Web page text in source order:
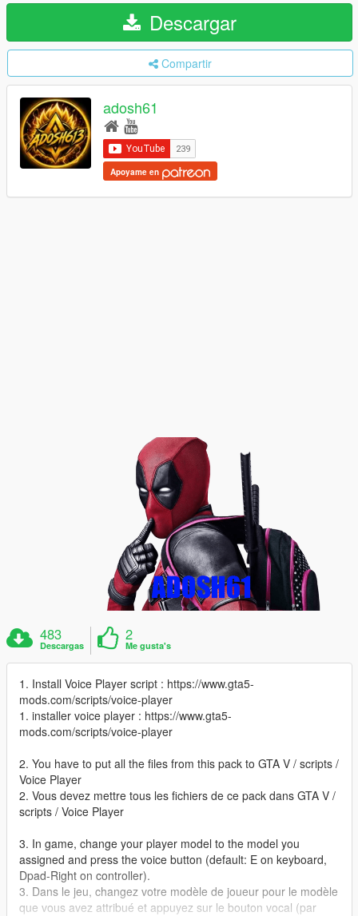
Descargar
Compartir
adosh61
Apoyame en
483
Descargas
2
Me gusta's
1. Install Voice Player script : https://www.gta5-
mods.com/scripts/voice-player
1. installer voice player : https://www.gta5-
mods.com/scripts/voice-player
2. You have to put all the files from this pack to GTA V / scripts /
Voice Player
2. Vous devez mettre tous les fichiers de ce pack dans GTA V /
scripts / Voice Player
3. In game, change your player model to the model you
assigned and press the voice button (default: E on keyboard,
Dpad-Right on controller).
3. Dans le jeu, changez votre modèle de joueur pour le modèle
que vous avez attribué et appuyez sur le bouton vocal (par